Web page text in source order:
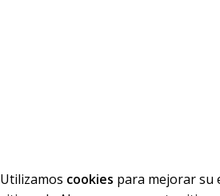
Utilizamos cookies para mejorar su